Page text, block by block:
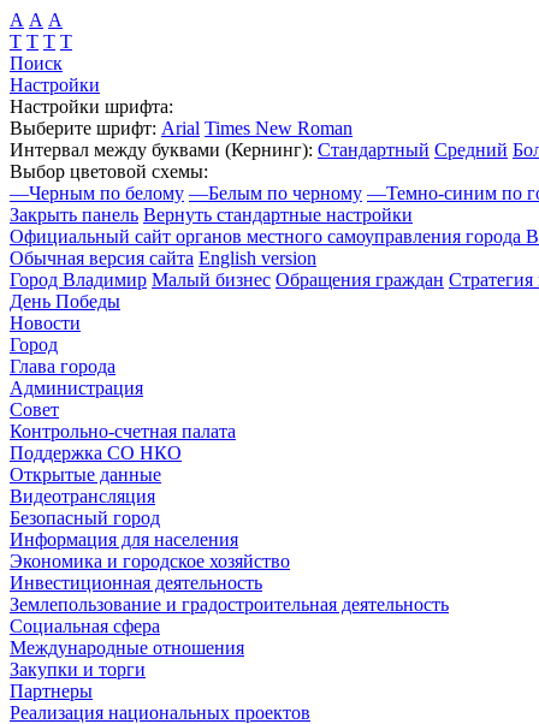
А А А
Т Т Т Т
Поиск
Настройки
Настройки шрифта:
Выберите шрифт: Arial Times New Roman
Интервал между буквами (Кернинг): Стандартный Средний
Выбор цветовой схемы:
—Черным по белому —Белым по черному —Темно-синим по
Закрыть панель Вернуть стандартные настройки
Официальный сайт органов местного самоуправления города
Обычная версия сайта English version
Город Владимир Малый бизнес Обращения граждан Стратегия
День Победы
Новости
Город
Глава города
Администрация
Совет
Контрольно-счетная палата
Поддержка СО НКО
Открытые данные
Видеотрансляция
Безопасный город
Информация для населения
Экономика и городское хозяйство
Инвестиционная деятельность
Землепользование и градостроительная деятельность
Социальная сфера
Международные отношения
Закупки и торги
Партнеры
Реализация национальных проектов